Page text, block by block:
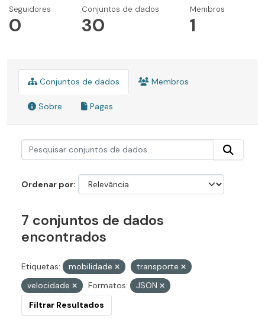
Seguidores
0
Conjuntos de dados
30
Membros
1
Conjuntos de dados Membros
Sobre Pages
Ordenar por
7 conjuntos de dados
encontrados
Etiquetas: mobilidade
transporte
velocidade
Formatos:
JSON
Filtrar Resultados